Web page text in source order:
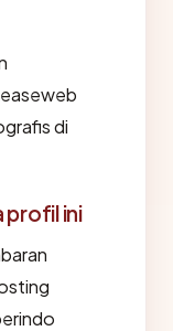
di
profil ini